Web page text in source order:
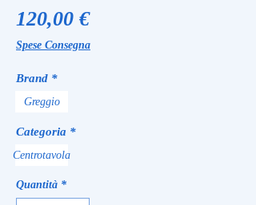
120,00 €Prezzo
Spese Consegna
Brand *
Greggio
Categoria *
Centrotavola
Quantità *